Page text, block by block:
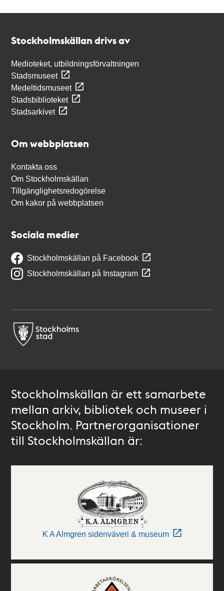
Stockholmskällan drivs av
Medioteket, utbildningsförvaltningen
Stadsmuseet
Medeltidsmuseet
Stadsbiblioteket
Stadsarkivet
Om webbplatsen
Kontakta oss
Om Stockholmskällan
Tillgänglighetsredogörelse
Om kakor på webbplatsen
Sociala medier
Stockholmskällan på Facebook
Stockholmskällan på Instagram
Stockholmskällan är ett samarbete
mellan arkiv, bibliotek och museer i
Stockholm. Partnerorganisationer
till Stockholmskällan är:
K A Almgren sidenväveri & museum